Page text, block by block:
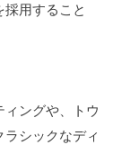
用すること
ングや、トウ
シックなディ